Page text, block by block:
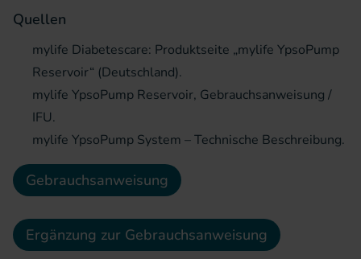
Quellen
mylife Diabetescare: Produktseite „mylife YpsoPump
Reservoir“ (Deutschland).
mylife YpsoPump Reservoir, Gebrauchsanweisung /
IFU.
mylife YpsoPump System – Technische Beschreibung.
Gebrauchsanweisung
Ergänzung zur Gebrauchsanweisung